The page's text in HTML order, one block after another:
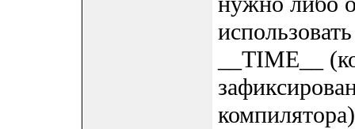
__TIME__